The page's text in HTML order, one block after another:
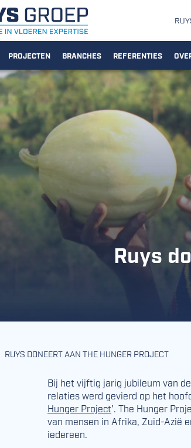
PROJECTEN BRANCHES REFERENTIES
Ruys
RUYS DONEERT AAN THE HUNGER PROJECT
Bij het vijftig jarig jubileum van
relaties werd gevierd op het
Hunger Project'. The Hunger
van mensen in Afrika, Zuid-Azië
iedereen.